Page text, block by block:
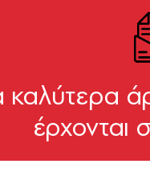
καλύτερα
έρχονται